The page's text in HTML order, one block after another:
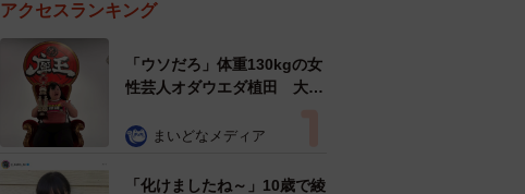
アクセスランキング
「ウソだろ」体重130kgの女
性芸人オダウエダ植田 大学
で」 まいどなメディア
「化けましたね～」10歳で綾